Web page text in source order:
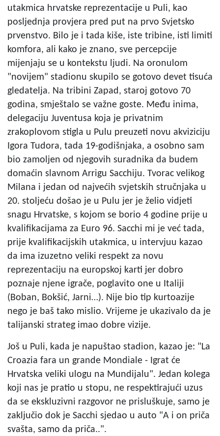
utakmica hrvatske reprezentacije u Puli, kao
posljednja provjera pred put na prvo Svjetsko
prvenstvo. Bilo je i tada kiše, iste tribine, isti limiti
komfora, ali kako je znano, sve percepcije
mijenjaju se u kontekstu ljudi. Na oronulom
"novijem" stadionu skupilo se gotovo devet tisuća
gledatelja. Na tribini Zapad, staroj gotovo 70
godina, smještalo se važne goste. Među inima,
delegaciju Juventusa koja je privatnim
zrakoplovom stigla u Pulu preuzeti novu akviziciju
Igora Tudora, tada 19-godišnjaka, a osobno sam
bio zamoljen od njegovih suradnika da budem
domaćin slavnom Arrigu Sacchiju. Tvorac velikog
Milana i jedan od najvećih svjetskih stručnjaka u
20. stoljeću došao je u Pulu jer je želio vidjeti
snagu Hrvatske, s kojom se borio 4 godine prije u
kvalifikacijama za Euro 96. Sacchi mi je već tada,
prije kvalifikacijskih utakmica, u intervjuu kazao
da ima izuzetno veliki respekt za novu
reprezentaciju na europskoj karti jer dobro
poznaje njene igrače, poglavito one u Italiji
(Boban, Bokšić, Jarni…). Nije bio tip kurtoazije
nego je baš tako mislio. Vrijeme je ukazivalo da je
talijanski strateg imao dobre vizije.
Još u Puli, kada je napuštao stadion, kazao je: "La
Croazia fara un grande Mondiale - Igrat će
Hrvatska veliki ulogu na Mundijalu". Jedan kolega
koji nas je pratio u stopu, ne respektirajući uzus
da se ekskluzivni razgovor ne prisluškuje, samo je
zaključio dok je Sacchi sjedao u auto "A i on priča
svašta, samo da priča..".